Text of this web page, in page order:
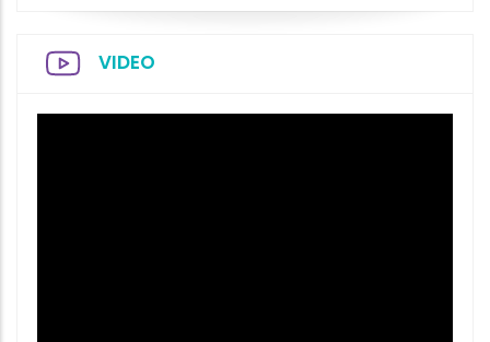
VIDEO